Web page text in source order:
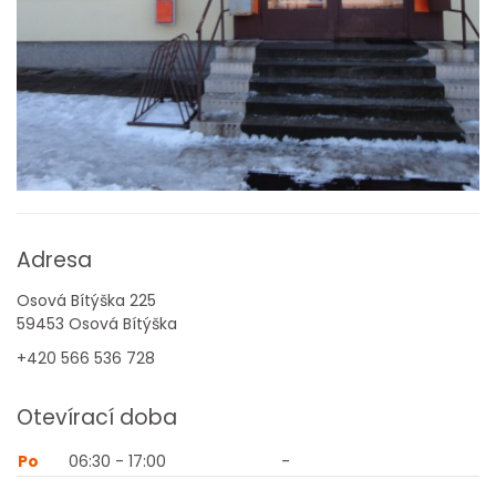
Adresa
Osová Bítýška 225
59453 Osová Bítýška
+420 566 536 728
Otevírací doba
Po 06:30 - 17:00
-